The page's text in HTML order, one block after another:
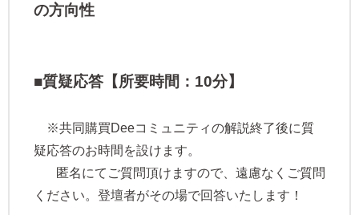
の方向性
■質疑応答【所要時間：10分】
※共同購買Deeコミュニティの解説終了後に質
疑応答のお時間を設けます。
匿名にてご質問頂けますので、遠慮なくご質問
ください。登壇者がその場で回答いたします！